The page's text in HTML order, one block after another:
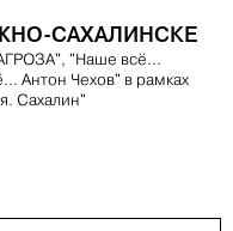
САХАЛИНСКЕ
"Наше всё...
Антон Чехов" в рамках
Сахалин"